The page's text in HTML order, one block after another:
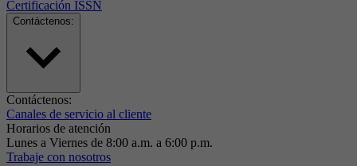
Certificación ISSN
Contáctenos:
Contáctenos:
Canales de servicio al cliente
Horarios de atención
Lunes a Viernes de 8:00 a.m. a 6:00 p.m.
Trabaje con nosotros